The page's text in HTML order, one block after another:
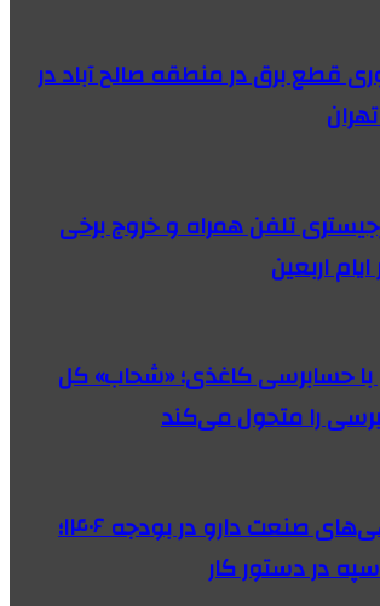
قطع برق در منطقه صالح آباد در
تلفن همراه و خروج برخی
اربعین
حسابرسی کاغذی؛ «شحاب» کل
را متحول می‌کند
تسویه بدهی‌های صنعت دارو در بودجه ۱۴۰۶؛
در دستور کار